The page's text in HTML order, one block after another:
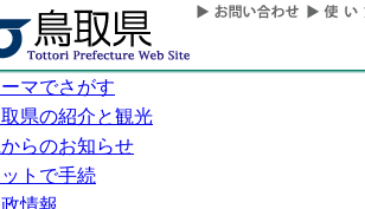
マでさがす
県の紹介と観光
らのお知らせ
トで手続
情報